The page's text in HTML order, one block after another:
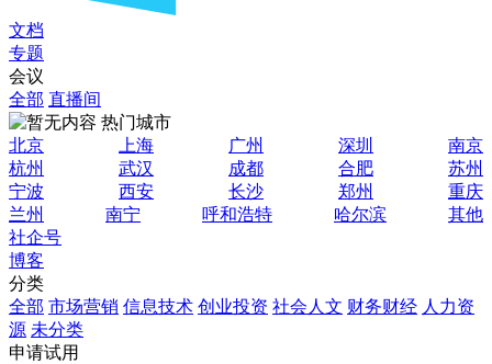
文档
专题
会议
全部 直播间
热门城市
北京
上海 广州 深圳
南京
杭州
武汉 成都 合肥
苏州
宁波
西安 长沙 郑州
重庆
兰州
南宁 呼和浩特 哈尔滨
其他
社企号
博客
分类
全部 市场营销 信息技术 创业投资 社会人文 财务财经 人力资
源 未分类
申请试用